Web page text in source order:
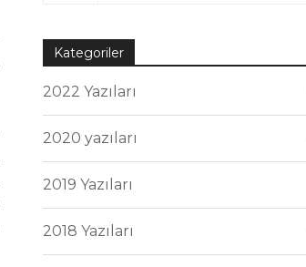
Kategoriler
2022 Yazıları
2020 yazıları
2019 Yazıları
2018 Yazıları